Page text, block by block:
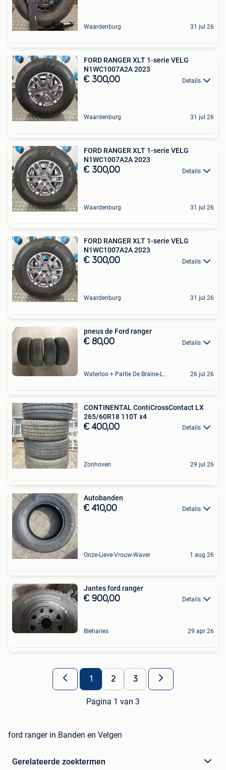
Waardenburg 31 jul 26
FORD RANGER XLT 1-serie VELG
N1WC1007A2A 2023
€ 300,00 Details
Waardenburg 31 jul 26
FORD RANGER XLT 1-serie VELG
N1WC1007A2A 2023
€ 300,00 Details
Waardenburg 31 jul 26
FORD RANGER XLT 1-serie VELG
N1WC1007A2A 2023
€ 300,00 Details
Waardenburg 31 jul 26
pneus de Ford ranger
€ 80,00 Details
Waterloo + Partie De Braine-L'Alleud, De Ohain 26 jul 26
CONTINENTAL ContiCrossContact LX
265/60R18 110T x4
€ 400,00 Details
Zonhoven 29 jul 26
Autobanden
€ 410,00 Details
Onze-Lieve-Vrouw-Waver 1 aug 26
Jantes ford ranger
€ 900,00 Details
Bleharies 29 apr 26
1 2 3
Pagina 1 van 3
ford ranger in Banden en Velgen
Gerelateerde zoektermen